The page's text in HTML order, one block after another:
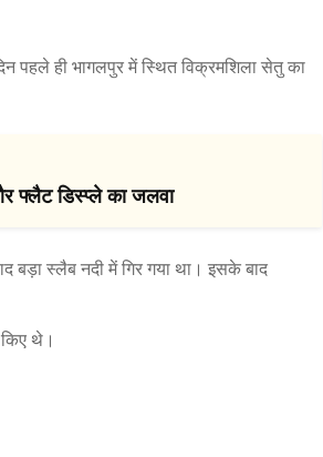
पहले ही भागलपुर में स्थितविक्रमशिला सेतुका
डिस्प्ले का जलवा
स्लैब नदी में गिर गया था। इसके बाद
थे।